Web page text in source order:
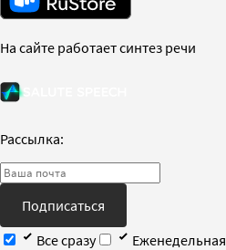
На сайте работает синтез речи
Рассылка:
Подписаться
Все сразу
Еженедельная